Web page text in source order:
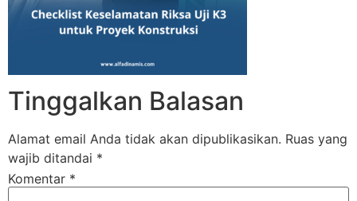
Tinggalkan Balasan
Alamat email Anda tidak akan dipublikasikan. Ruas yang
wajib ditandai *
Komentar *